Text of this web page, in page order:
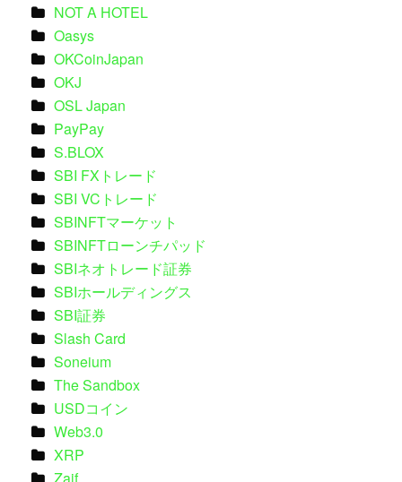
NOT A HOTEL
Oasys
OKCoinJapan
OKJ
OSL Japan
PayPay
S.BLOX
SBI FXトレード
SBI VCトレード
SBINFTマーケット
SBINFTローンチパッド
SBIネオトレード証券
SBIホールディングス
SBI証券
Slash Card
Soneium
The Sandbox
USDコイン
Web3.0
XRP
Zaif